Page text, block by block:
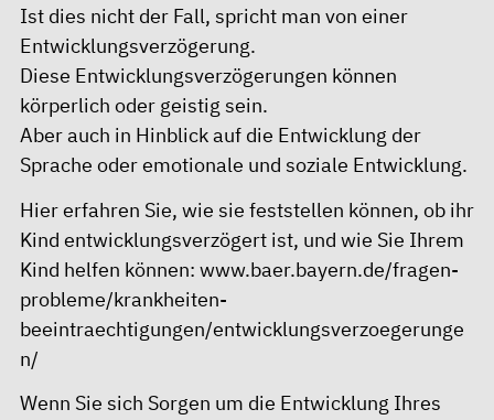
Ist dies nicht der Fall, spricht man von einer
Entwicklungsverzögerung.
Diese Entwicklungsverzögerungen können
körperlich oder geistig sein.
Aber auch in Hinblick auf die Entwicklung der
Sprache oder emotionale und soziale Entwicklung.
Hier erfahren Sie, wie sie feststellen können, ob ihr
Kind entwicklungsverzögert ist, und wie Sie Ihrem
Kind helfen können: www.baer.bayern.de/fragen-
probleme/krankheiten-
beeintraechtigungen/entwicklungsverzoegerunge
n/
Wenn Sie sich Sorgen um die Entwicklung Ihres